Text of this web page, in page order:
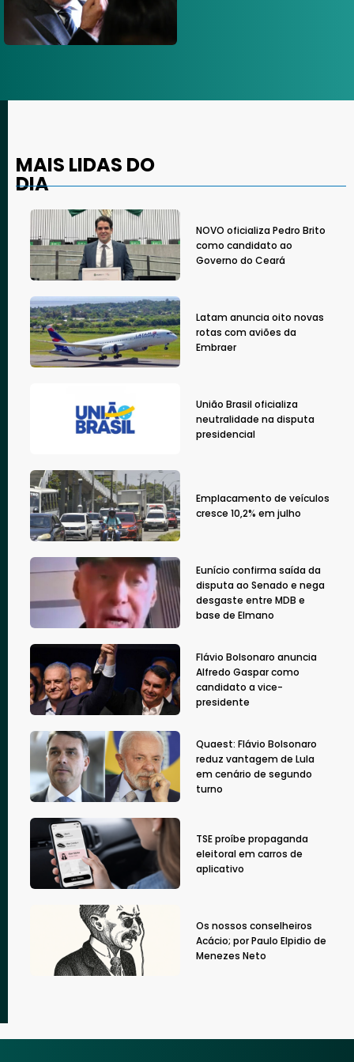
MAIS LIDAS DO
DIA
NOVO oficializa Pedro Brito
como candidato ao
Governo do Ceará
Latam anuncia oito novas
rotas com aviões da
Embraer
União Brasil oficializa
neutralidade na disputa
presidencial
Emplacamento de veículos
cresce 10,2% em julho
Eunício confirma saída da
disputa ao Senado e nega
desgaste entre MDB e
base de Elmano
Flávio Bolsonaro anuncia
Alfredo Gaspar como
candidato a vice-
presidente
Quaest: Flávio Bolsonaro
reduz vantagem de Lula
em cenário de segundo
turno
TSE proíbe propaganda
eleitoral em carros de
aplicativo
Os nossos conselheiros
Acácio; por Paulo Elpidio de
Menezes Neto